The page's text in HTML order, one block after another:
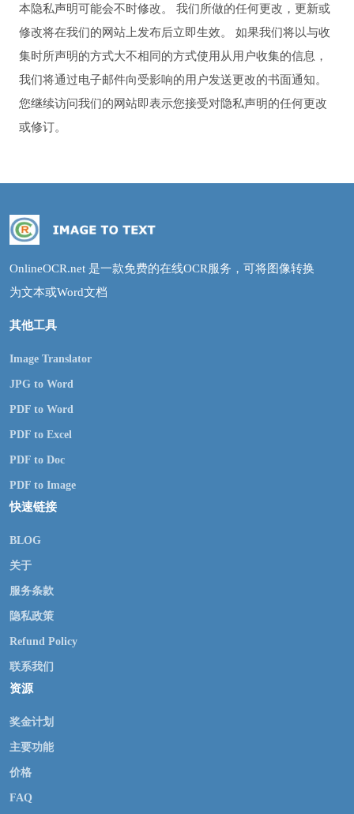
本隐私声明可能会不时修改。 我们所做的任何更改，更新或
修改将在我们的网站上发布后立即生效。 如果我们将以与收
集时所声明的方式大不相同的方式使用从用户收集的信息，
我们将通过电子邮件向受影响的用户发送更改的书面通知。
您继续访问我们的网站即表示您接受对隐私声明的任何更改
或修订。
OnlineOCR.net 是一款免费的在线OCR服务，可将图像转换
为文本或Word文档
其他工具
Image Translator
JPG to Word
PDF to Word
PDF to Excel
PDF to Doc
PDF to Image
快速链接
BLOG
关于
服务条款
隐私政策
Refund Policy
联系我们
资源
奖金计划
主要功能
价格
FAQ